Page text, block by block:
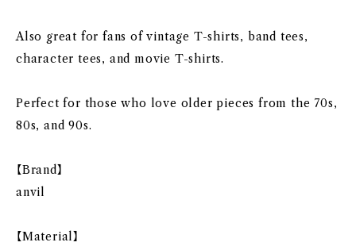
Also great for fans of vintage T-shirts, band tees,
character tees, and movie T-shirts.
Perfect for those who love older pieces from the 70s,
80s, and 90s.
【Brand】
anvil
【Material】